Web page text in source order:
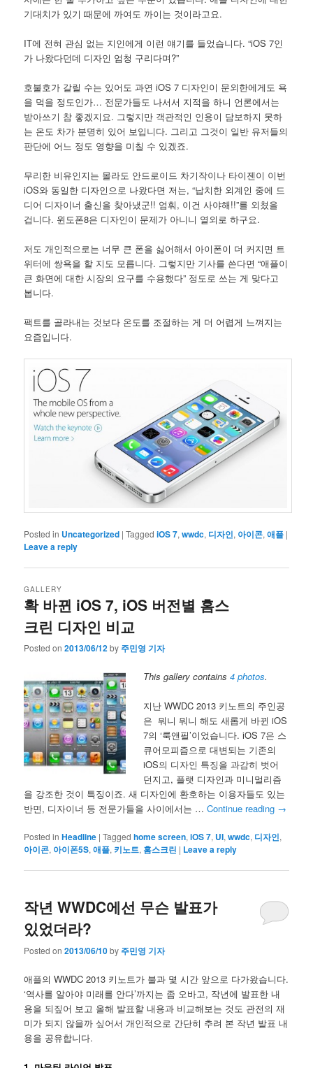
기대치가 있기 때문에 까여도 까이는 것이라고요.
IT에 전혀 관심 없는 지인에게 이런 얘기를 들었습니다. “iOS 7인
가 나왔다던데 디자인 엄청 구리다며?”
호불호가 갈릴 수는 있어도 과연 iOS 7 디자인이 문외한에게도 욕
을 먹을 정도인가… 전문가들도 나서서 지적을 하니 언론에서는
받아쓰기 참 좋겠지요. 그렇지만 객관적인 인용이 담보하지 못하
는 온도 차가 분명히 있어 보입니다. 그리고 그것이 일반 유저들의
판단에 어느 정도 영향을 미칠 수 있겠죠.
무리한 비유인지는 몰라도 안드로이드 차기작이나 타이젠이 이번
iOS와 동일한 디자인으로 나왔다면 저는, “납치한 외계인 중에 드
디어 디자이너 출신을 찾아냈군!! 엄훠, 이건 사야해!!”를 외쳤을
겁니다. 윈도폰8은 디자인이 문제가 아니니 열외로 하구요.
저도 개인적으로는 너무 큰 폰을 싫어해서 아이폰이 더 커지면 트
위터에 쌍욕을 할 지도 모릅니다. 그렇지만 기사를 쓴다면 “애플이
큰 화면에 대한 시장의 요구를 수용했다” 정도로 쓰는 게 맞다고
봅니다.
팩트를 골라내는 것보다 온도를 조절하는 게 더 어렵게 느껴지는
요즘입니다.
Posted in Uncategorized |Tagged iOS 7,wwdc, 디자인, 아이콘,애플 |
Leave a reply
확 바뀐 iOS 7, iOS 버전별 홈스
크린 디자인 비교
GALLERY
Posted on2013/06/12by 주민영 기자
This gallery contains4 photos.
지난 WWDC 2013 키노트의 주인공
은 뭐니 뭐니 해도 새롭게 바뀐 iOS
7의 ‘룩앤필’이었습니다. iOS 7은 스
큐어모피즘으로 대변되는 기존의
iOS의 디자인 특징을 과감히 벗어
던지고, 플랫 디자인과 미니멀리즘
을 강조한 것이 특징이죠. 새 디자인에 환호하는 이용자들도 있는
반면, 디자이너 등 전문가들을 사이에서는 …Continue reading →
Posted in Headline |Tagged home screen,iOS 7, UI,wwdc, 디자인,
아이콘, 아이폰5S,애플, 키노트, 홈스크린 | Leave a reply
작년 WWDC에선 무슨 발표가
있었더라?
Posted on2013/06/10by 주민영 기자
애플의 WWDC 2013 키노트가 불과 몇 시간 앞으로 다가왔습니다.
‘역사를 알아야 미래를 안다’까지는 좀 오바고, 작년에 발표한 내
용을 되짚어 보고 올해 발표할 내용과 비교해보는 것도 관전의 재
미가 되지 않을까 싶어서 개인적으로 간단히 추려 본 작년 발표 내
용을 공유합니다.